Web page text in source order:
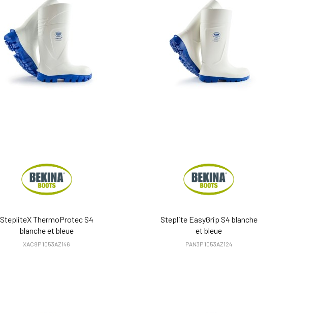
StepliteX ThermoProtec S4
blanche et bleue
XAC8P 1053AZ146
Steplite EasyGrip S4 blanche
et bleue
PAN3P 1053AZ124